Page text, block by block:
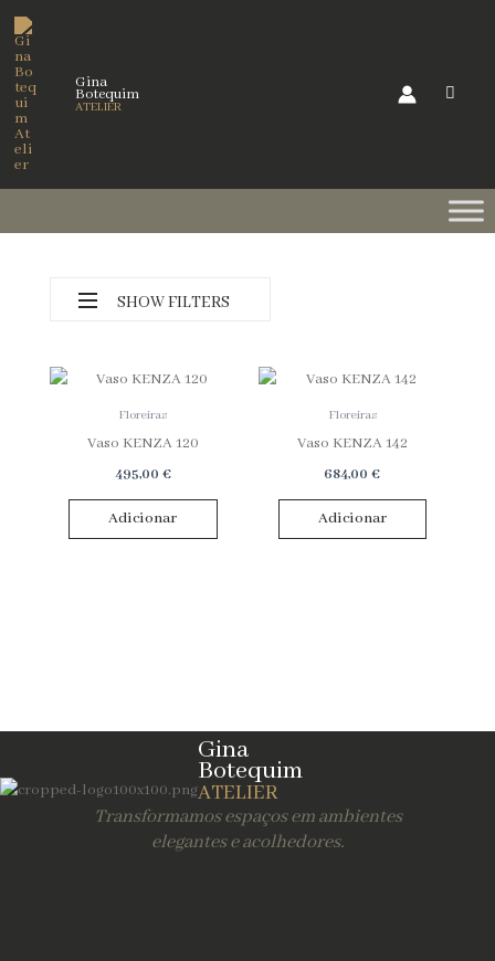
content
Gina
Botequim
ATELIER
SHOW FILTERS
Categorias
Floreiras
Vaso KENZA 120
495,00 €
Adicionar
Floreiras
Vaso KENZA 142
684,00€
Adicionar
Gina
Botequim
ATELIER
Transformamos espaços em ambientes
elegantes e acolhedores.